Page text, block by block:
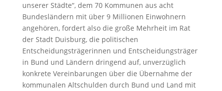
unserer Städte“, dem 70 Kommunen aus acht
Bundesländern mit über 9 Millionen Einwohnern
angehören, fordert also die große Mehrheit im Rat
der Stadt Duisburg, die politischen
Entscheidungsträgerinnen und Entscheidungsträger
in Bund und Ländern dringend auf, unverzüglich
konkrete Vereinbarungen über die Übernahme der
kommunalen Altschulden durch Bund und Land mit